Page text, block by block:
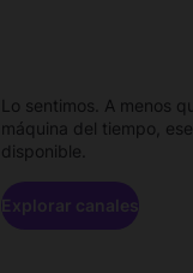
Lo sentimos. A menos
máquina del tiempo,
disponible.
Explorar canales